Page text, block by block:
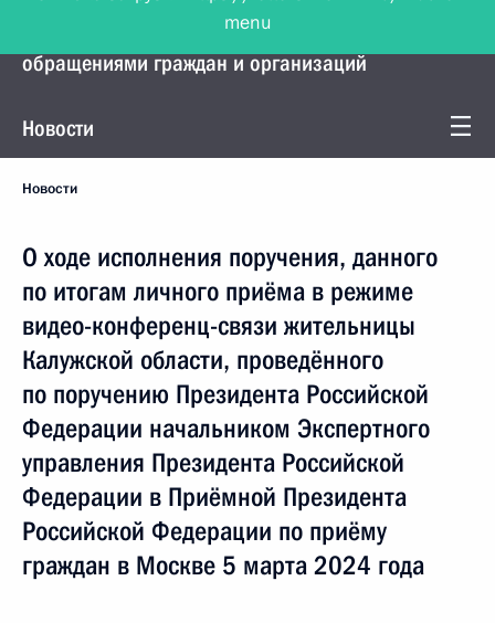
Управление Президента по работе с
обращениями граждан и организаций
Новости
Новости
О ходе исполнения поручения, данного
по итогам личного приёма в режиме
видео-конференц-связи жительницы
Калужской области, проведённого
по поручению Президента Российской
Федерации начальником Экспертного
управления Президента Российской
Федерации в Приёмной Президента
Российской Федерации по приёму
граждан в Москве 5 марта 2024 года
menu